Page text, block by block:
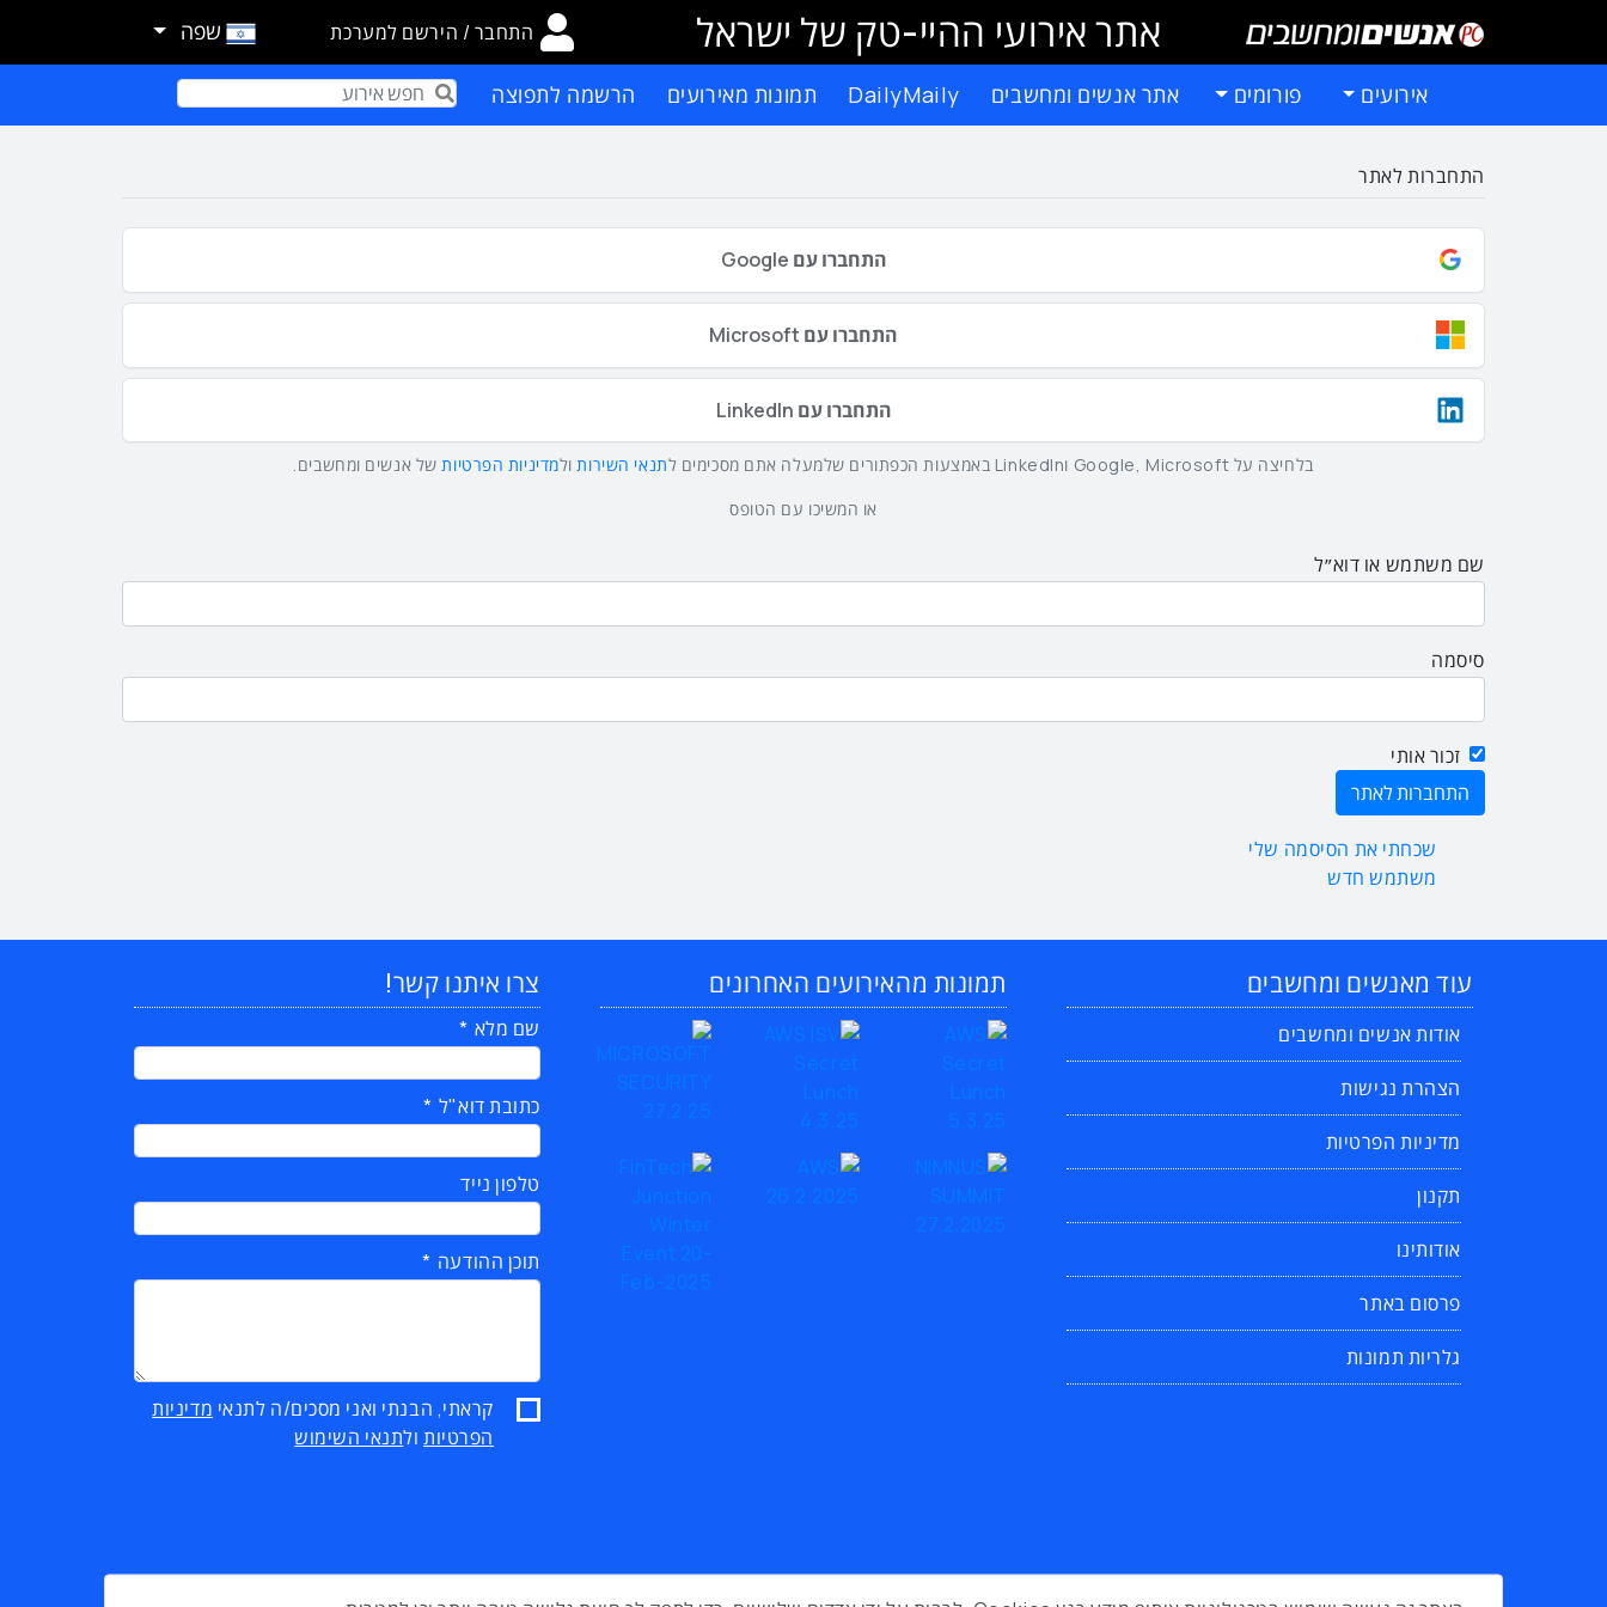
אתר אירועי ההיי-טק של ישראל התחבר / הירשם למערכת שפה
אירועים פורומים אתר אנשים ומחשבים DailyMaily תמונות מאירועים הרשמה לתפוצה Term
התחברות לאתר
התחברו עם Google
התחברו עם Microsoft
התחברו עם LinkedIn
בלחיצה על Google, Microsoft וLinkedIn באמצעות הכפתורים שלמעלה אתם מסכימים ל תנאי השירותולמדיניות הפרטיותשל אנשים ומחשבים.
או המשיכו עם הטופס
שם משתמש או דוא״ל
סיסמה
זכור אותי
שכחתי את הסיסמה שלי
משתמש חדש
עוד מאנשים ומחשבים
אודות אנשים ומחשבים
הצהרת נגישות
מדיניות הפרטיות
תקנון
אודותינו
פרסום באתר
גלריות תמונות
תמונות מהאירועים האחרונים צרו איתנו קשר!
שם מלא
כתובת דוא"ל
טלפון נייד
תוכן ההודעה
קראתי, הבנתי ואני מסכים/ה לתנאי מדיניות
הפרטיותולתנאי השימוש